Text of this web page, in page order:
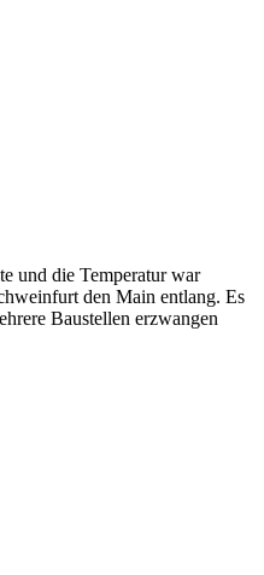
und die Temperatur war
den Main entlang. Es
Baustellen erzwangen